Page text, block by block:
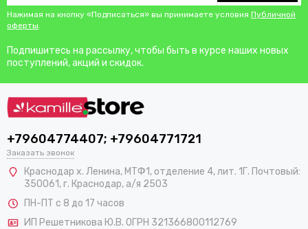
Нажимая на кнопку «Подписаться» вы принимаете условия Публичной
оферты.
Подпишитесь на рассылку, чтобы быть в курсе наших новых
поступлений, акций и скидок.
+79604774407; +79604771721
Заказать звонок
Краснодар х. Ленина, МТФ1, отделение 4, лит. 1Г. Почтовый:
350061, г. Краснодар, а/я 2503
ПН-ПТ с 8 до 17 часов
ИП Решетникова Ю.В. ОГРН 321366800112769